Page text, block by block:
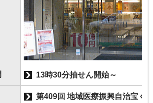
13時30分抽せん開始～
第409回 地域医療振興自治宝く